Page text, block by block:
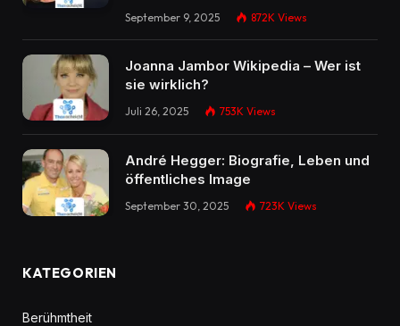
September 9, 2025 872K Views
Joanna Jambor Wikipedia – Wer ist
sie wirklich?
Juli 26, 2025 753K Views
André Hegger: Biografie, Leben und
öffentliches Image
September 30, 2025 723K Views
KATEGORIEN
Berühmtheit